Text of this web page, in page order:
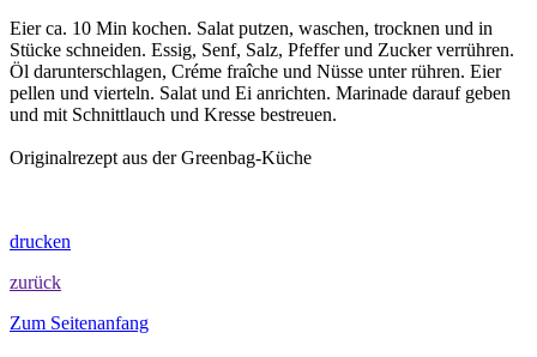
Eier ca. 10 Min kochen. Salat putzen, waschen, trocknen und in
Stücke schneiden. Essig, Senf, Salz, Pfeffer und Zucker verrühren.
Öl darunterschlagen, Créme fraîche und Nüsse unter rühren. Eier
pellen und vierteln. Salat und Ei anrichten. Marinade darauf geben
und mit Schnittlauch und Kresse bestreuen.
Originalrezept aus der Greenbag-Küche
drucken
zurück
Zum Seitenanfang